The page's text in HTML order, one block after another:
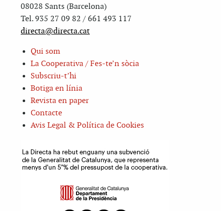
08028 Sants (Barcelona)
Tel. 935 27 09 82 / 661 493 117
directa@directa.cat
Qui som
La Cooperativa / Fes-te’n sòcia
Subscriu-t’hi
Botiga en línia
Revista en paper
Contacte
Avis Legal & Política de Cookies